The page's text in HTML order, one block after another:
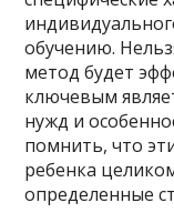
обучению.
метод будет
ключевым
нужд и
помнить, что
ребенка
определенные